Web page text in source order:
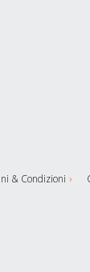
& Condizioni